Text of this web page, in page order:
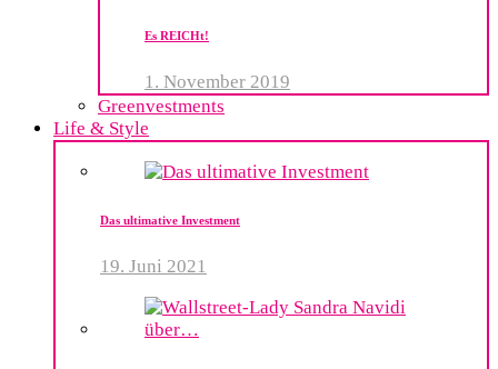
Es REICHt!
1. November 2019
Greenvestments
Life & Style
Das ultimative Investment
19. Juni 2021